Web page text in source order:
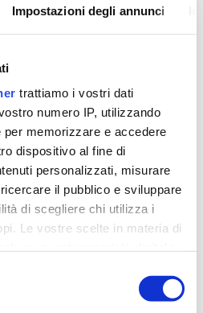
Impostazioni degli annunci
trattiamo i vostri dati
numero IP, utilizzando
memorizzare e accedere
dispositivo al fine di
personalizzati, misurare
il pubblico e sviluppare
di scegliere chi utilizza i
Le vostre scelte in materia di
consenso in qualsiasi
sui cookie o facendo clic
: non vi sono particolari
trattamento con INDIBA, si
controindicazioni:
protesi elettronica (IN
METALLICHE NON VI